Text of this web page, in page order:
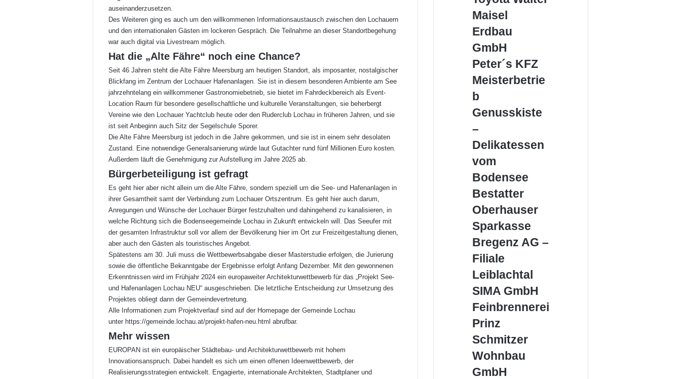
auseinanderzusetzen.
Des Weiteren ging es auch um den willkommenen Informationsaustausch zwischen den Lochauern
und den internationalen Gästen im lockeren Gespräch. Die Teilnahme an dieser Standortbegehung
war auch digital via Livestream möglich.
Hat die „Alte Fähre“ noch eine Chance?
Seit 46 Jahren steht die Alte Fähre Meersburg am heutigen Standort, als imposanter, nostalgischer
Blickfang im Zentrum der Lochauer Hafenanlagen. Sie ist in diesem besonderen Ambiente am See
jahrzehntelang ein willkommener Gastronomiebetrieb, sie bietet im Fahrdeckbereich als Event-
Location Raum für besondere gesellschaftliche und kulturelle Veranstaltungen, sie beherbergt
Vereine wie den Lochauer Yachtclub heute oder den Ruderclub Lochau in früheren Jahren, und sie
ist seit Anbeginn auch Sitz der Segelschule Sporer.
Die Alte Fähre Meersburg ist jedoch in die Jahre gekommen, und sie ist in einem sehr desolaten
Zustand. Eine notwendige Generalsanierung würde laut Gutachter rund fünf Millionen Euro kosten.
Außerdem läuft die Genehmigung zur Aufstellung im Jahre 2025 ab.
Bürgerbeteiligung ist gefragt
Es geht hier aber nicht allein um die Alte Fähre, sondern speziell um die See- und Hafenanlagen in
ihrer Gesamtheit samt der Verbindung zum Lochauer Ortszentrum. Es geht hier auch darum,
Anregungen und Wünsche der Lochauer Bürger festzuhalten und dahingehend zu kanalisieren, in
welche Richtung sich die Bodenseegemeinde Lochau in Zukunft entwickeln will. Das Seeufer mit
der gesamten Infrastruktur soll vor allem der Bevölkerung hier im Ort zur Freizeitgestaltung dienen,
aber auch den Gästen als touristisches Angebot.
Spätestens am 30. Juli muss die Wettbewerbsabgabe dieser Masterstudie erfolgen, die Jurierung
sowie die öffentliche Bekanntgabe der Ergebnisse erfolgt Anfang Dezember. Mit den gewonnenen
Erkenntnissen wird im Frühjahr 2024 ein europaweiter Architekturwettbewerb für das „Projekt See-
und Hafenanlagen Lochau NEU“ ausgeschrieben. Die letztliche Entscheidung zur Umsetzung des
Projektes obliegt dann der Gemeindevertretung.
Alle Informationen zum Projektverlauf sind auf der Homepage der Gemeinde Lochau
unter https://gemeinde.lochau.at/projekt-hafen-neu.html abrufbar.
Mehr wissen
EUROPAN ist ein europäischer Städtebau- und Architekturwettbewerb mit hohem
Innovationsanspruch. Dabei handelt es sich um einen offenen Ideenwettbewerb, der
Realisierungsstrategien entwickelt. Engagierte, internationale Architekten, Stadtplaner und
Walter
Maisel
GmbH
Maisel
Erdbau
GmbH
Peter
KFZ
Meisterbetrieb
Peter´s KFZ
Meisterbetrie
b
Genusskiste
Delikatessen
vom
Genusskiste
–
Delikatessen
vom
Bodensee
Bestatter
Bestatter
Oberhauser
Sparkasse
Bregenz
AG
–
Leiblachtal
Sparkasse
Bregenz AG –
Filiale
Leiblachtal
SIMA
SIMA GmbH
Feinbrennerei
Feinbrennerei
Prinz
Schmitzer
GmbH
Schmitzer
Wohnbau
GmbH